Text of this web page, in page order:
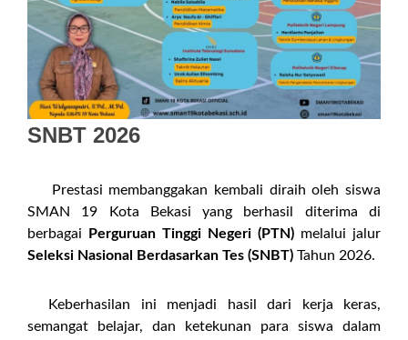
SNBT 2026
Prestasi membanggakan kembali diraih oleh siswa
SMAN 19 Kota Bekasi yang berhasil diterima di
berbagai
Perguruan Tinggi Negeri (PTN) melalui jalur
Seleksi Nasional Berdasarkan Tes (SNBT) Tahun 2026.
Keberhasilan ini menjadi hasil dari kerja keras,
semangat belajar, dan ketekunan para siswa dalam